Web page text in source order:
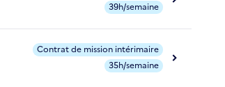
39h/semaine
Contrat de mission intérimaire
35h/semaine